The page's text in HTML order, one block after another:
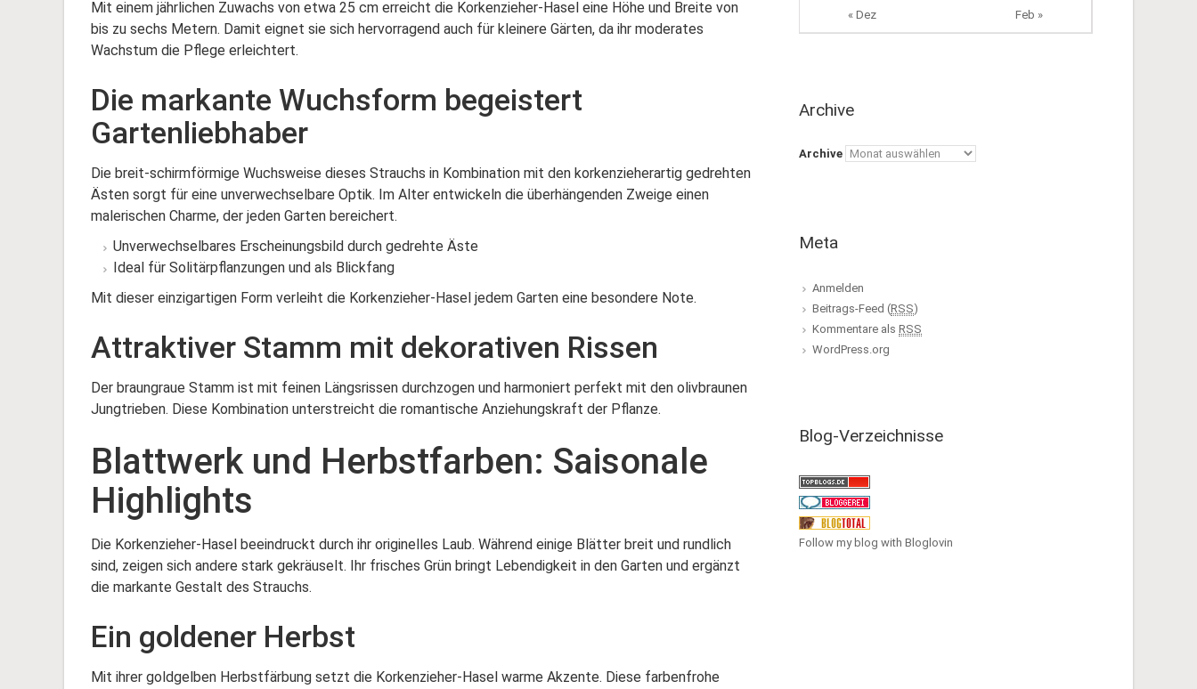
Mit einem jährlichen Zuwachs von etwa 25 cm erreicht die Korkenzieher-Hasel eine Höhe und Breite von
bis zu sechs Metern. Damit eignet sie sich hervorragend auch für kleinere Gärten, da ihr moderates
Wachstum die Pflege erleichtert.
Die markante Wuchsform begeistert
Gartenliebhaber
Die breit-schirmförmige Wuchsweise dieses Strauchs in Kombination mit den korkenzieherartig gedrehten
Ästen sorgt für eine unverwechselbare Optik. Im Alter entwickeln die überhängenden Zweige einen
malerischen Charme, der jeden Garten bereichert.
Unverwechselbares Erscheinungsbild durch gedrehte Äste
Ideal für Solitärpflanzungen und als Blickfang
Mit dieser einzigartigen Form verleiht die Korkenzieher-Hasel jedem Garten eine besondere Note.
Attraktiver Stamm mit dekorativen Rissen
Der braungraue Stamm ist mit feinen Längsrissen durchzogen und harmoniert perfekt mit den olivbraunen
Jungtrieben. Diese Kombination unterstreicht die romantische Anziehungskraft der Pflanze.
Blattwerk und Herbstfarben: Saisonale
Highlights
Die Korkenzieher-Hasel beeindruckt durch ihr originelles Laub. Während einige Blätter breit und rundlich
sind, zeigen sich andere stark gekräuselt. Ihr frisches Grün bringt Lebendigkeit in den Garten und ergänzt
die markante Gestalt des Strauchs.
Ein goldener Herbst
Mit ihrer goldgelben Herbstfärbung setzt die Korkenzieher-Hasel warme Akzente. Diese farbenfrohe
« Dez Feb »
Archive
Archive
Meta
Anmelden
Beitrags-Feed (RSS)
Kommentare als RSS
WordPress.org
Blog-Verzeichnisse
Follow my blog with Bloglovin